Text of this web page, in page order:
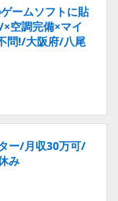
ームソフトに貼
空調完備×マイ
問!/大阪府/八尾
ー/月収30万可/
み